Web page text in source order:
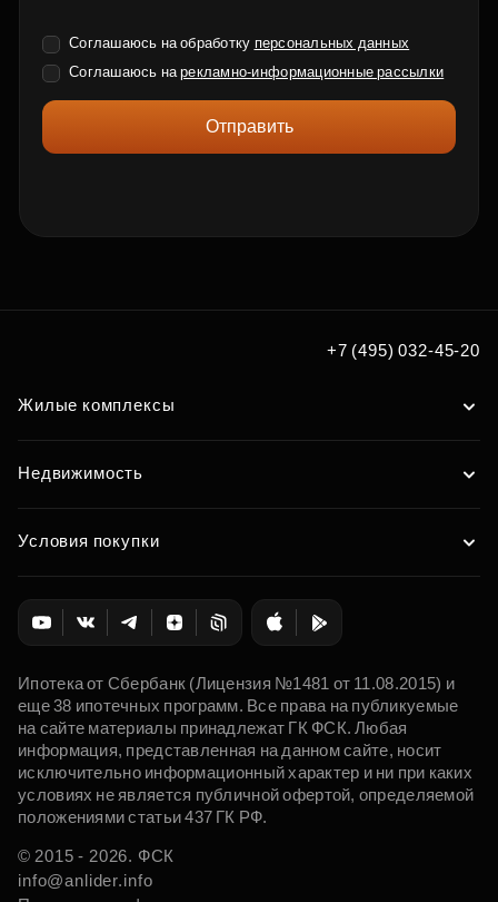
Соглашаюсь на обработку персональных данных
Соглашаюсь нарекламно-информационные рассылки
Отправить
+7 (495) 032-45-20
Жилые комплексы
Недвижимость
Условия покупки
Ипотека от Сбербанк (Лицензия №1481 от 11.08.2015) и
еще 38 ипотечных программ. Все права на публикуемые
на сайте материалы принадлежат ГК ФСК. Любая
информация, представленная на данном сайте, носит
исключительно информационный характер и ни при каких
условиях не является публичной офертой, определяемой
положениями статьи 437 ГК РФ.
© 2015 - 2026. ФСК
info@anlider.info